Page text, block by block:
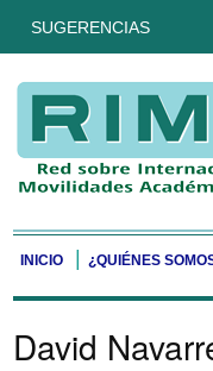
SUGERENCIAS
INICIO ¿QUIÉNES
David